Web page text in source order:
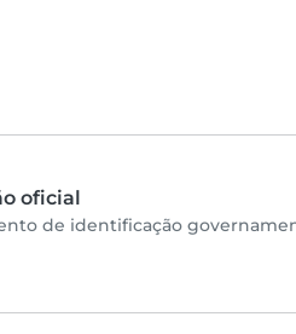
oficial
de identificação